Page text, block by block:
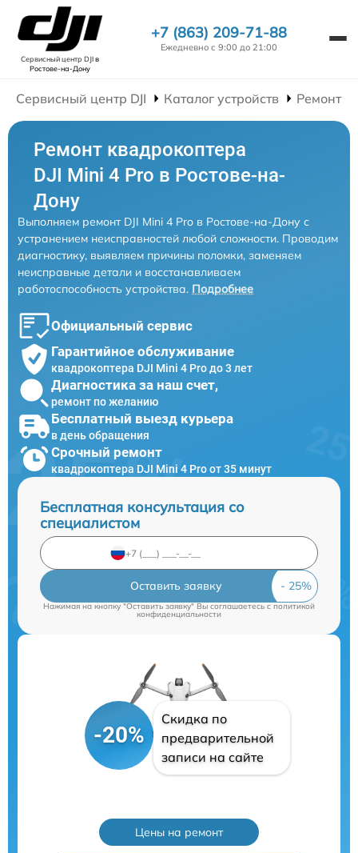
Сервисный центр DJIв
Ростове-на-Дону
+7 (863) 209-71-88
Ежедневно с 9:00 до 21:00
Сервисный центр DJI Каталог устройств Ремонт
Ремонт квадрокоптера
DJI Mini 4 Pro в Ростове-на-
Дону
Выполняем ремонт DJI Mini 4 Pro в Ростове-на-Дону с
устранением неисправностей любой сложности. Проводим
диагностику, выявляем причины поломки, заменяем
неисправные детали и восстанавливаем
работоспособность устройства. Подробнее
Официальный сервис
Гарантийное обслуживание
квадрокоптера DJI Mini 4 Pro до 3 лет
Диагностика за наш счет,
ремонт по желанию
Бесплатный выезд курьера
в день обращения
Срочный ремонт
квадрокоптера DJI Mini 4 Pro от 35 минут
Бесплатная консультация со
специалистом
Оставить заявку
Нажимая на кнопку "Оставить заявку" Вы соглашаетесь cполитикой
конфиденциальности
-20%
Скидка по
предварительной
записи на сайте
Цены на ремонт